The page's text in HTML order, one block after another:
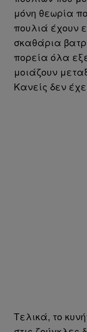
μόνη θεωρία
πουλιά έχουν
σκαθάρια
πορεία όλα
μοιάζουν
Κανείς δεν
Τελικά, το